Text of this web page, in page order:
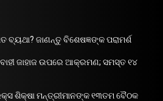
ବ୍ୟଥା? ଜାଣନ୍ତୁ ବିଶେଷଜ୍ଞଙ୍କ ପରାମର୍ଶ
ଜାହାଜ ଉପରେ ଆକ୍ରମଣ; ସମସ୍ତ ୧୪
ଶିକ୍ଷା ମନ୍ତ୍ରୀମାନଙ୍କ ୧୩ତମ ବୈଠକ